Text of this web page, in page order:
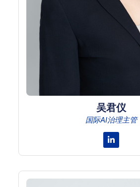
吴君仪
国际AI治理主管
Linkedin